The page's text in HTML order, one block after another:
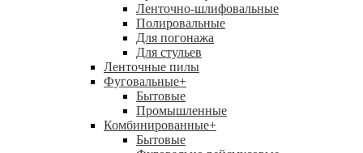
Ленточно-шлифовальные
Полировальные
Для погонажа
Для стульев
Ленточные пилы
Фуговальные+
Бытовые
Промышленные
Комбинированные+
Бытовые